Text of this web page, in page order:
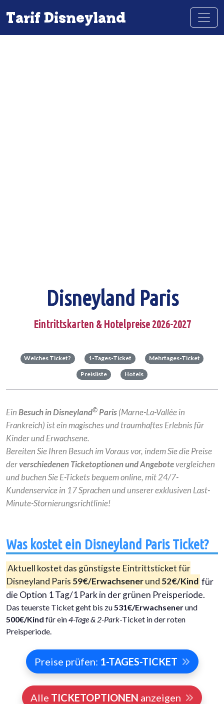
Tarif Disneyland
Disneyland Paris
Eintrittskarten & Hotelpreise 2026-2027
Welches Ticket? 1-Tages-Ticket Mehrtages-Ticket
Preisliste Hotels
EinBesuch in Disneyland© Paris(Marne-La-Vallée in
Frankreich) ist ein magisches und traumhaftes Erlebnis für
Kinder und Erwachsene.
Bereiten Sie Ihren Besuch im Voraus vor, indem Sie die Preise
derverschiedenen Ticketoptionen und Angebotevergleichen
und buchen Sie E-Tickets bequem online, mit 24/7-
Kundenservice in 17 Sprachen und unserer exklusiven Last-
Minute-Stornierungsrichtlinie!
Was kostet ein Disneyland Paris Ticket?
Aktuell kostet das günstigste Eintrittsticket für
Disneyland Paris 59€/Erwachsenerund 52€/Kind für
die Option 1 Tag/1 Park in der grünen Preisperiode.
Das teuerste Ticket geht bis zu 531€/Erwachsenerund
500€/Kind für ein4-Tage & 2-Park-Ticket in der roten
Preisperiode.
Preise prüfen: 1-TAGES-TICKET
Alle TICKETOPTIONEN anzeigen